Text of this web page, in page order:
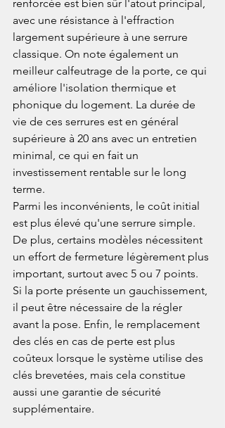
renforcée est bien sûr l'atout principal,
avec une résistance à l'effraction
largement supérieure à une serrure
classique. On note également un
meilleur calfeutrage de la porte, ce qui
améliore l'isolation thermique et
phonique du logement. La durée de
vie de ces serrures est en général
supérieure à 20 ans avec un entretien
minimal, ce qui en fait un
investissement rentable sur le long
terme.
Parmi les inconvénients, le coût initial
est plus élevé qu'une serrure simple.
De plus, certains modèles nécessitent
un effort de fermeture légèrement plus
important, surtout avec 5 ou 7 points.
Si la porte présente un gauchissement,
il peut être nécessaire de la régler
avant la pose. Enfin, le remplacement
des clés en cas de perte est plus
coûteux lorsque le système utilise des
clés brevetées, mais cela constitue
aussi une garantie de sécurité
supplémentaire.